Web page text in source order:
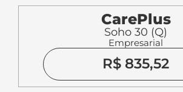
CarePlus
Soho 30 (Q)
Empresarial
R$ 835,52